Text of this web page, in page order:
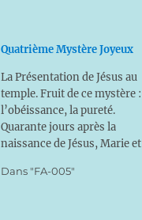
Quatrième Mystère Joyeux
La Présentation de Jésus au
temple. Fruit de ce mystère :
l’obéissance, la pureté.
Quarante jours après la
naissance de Jésus, Marie et
Jérusalem. La loi de Moïse
Dans "FA-005"